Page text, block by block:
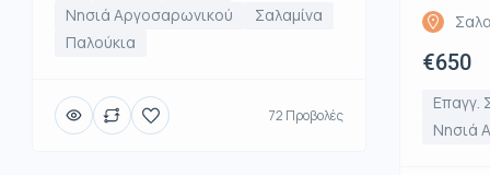
Νησιά Αργοσαρωνικού
Σαλαμίνα
Παλούκια
72 Προβολές
€650
Επαγγ.
Νησιά